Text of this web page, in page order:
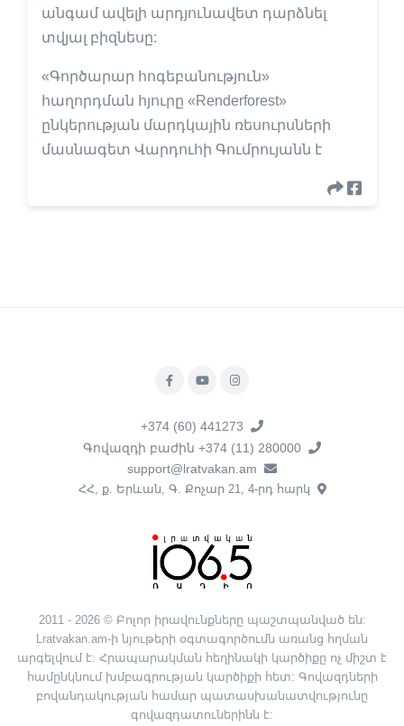
անգամ ավելի արդյունավետ դարձնել
տվյալ բիզնեսը:
«Գործարար հոգեբանություն»
հաղորդման հյուրը «Renderforest»
ընկերության մարդկային ռեսուրսների
մասնագետ Վարդուհի Գումրույանն է
+374 (60) 441273
Գովազդի բաժին +374 (11) 280000
support@lratvakan.am
ՀՀ, ք. Երևան, Գ. Քոչար 21, 4-րդ հարկ
2011 - 2026 © Բոլոր իրավունքները պաշտպանված են:
Lratvakan.am-ի նյութերի օգտագործումն առանց հղման
արգելվում է: Հրապարակման հեղինակի կարծիքը ոչ միշտ է
համընկնում խմբագրության կարծիքի հետ: Գովազդների
բովանդակության համար պատասխանատվությունը
գովազդատուներինն է: